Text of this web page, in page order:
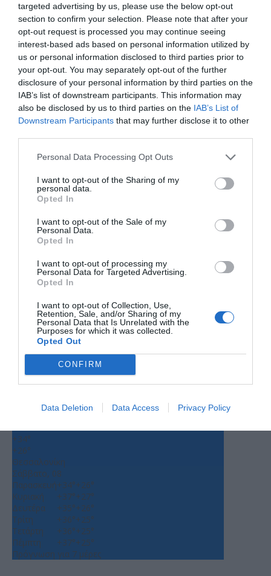
targeted advertising by us, please use the below opt-out
section to confirm your selection. Please note that after your
opt-out request is processed you may continue seeing
interest-based ads based on personal information utilized by
us or personal information disclosed to third parties prior to
your opt-out. You may separately opt-out of the further
disclosure of your personal information by third parties on the
IAB’s list of downstream participants. This information may
also be disclosed by us to third parties on the IAB’s List of
Downstream Participants that may further disclose it to other
Personal Data Processing Opt Outs
I want to opt-out of the Sharing of my
personal data.
Opted In
I want to opt-out of the Sale of my
Personal Data.
Opted In
I want to opt-out of processing my
Personal Data for Targeted Advertising.
Opted In
I want to opt-out of Collection, Use,
Retention, Sale, and/or Sharing of my
Personal Data that Is Unrelated with the
Purposes for which it was collected.
Opted Out
CONFIRM
Data Deletion Data Access Privacy Policy
Ο ΚΑΙΡΟΣ
+34°
+26°
Θεσσαλονίκη
Σάββατο, 08
Παρασκευή+34°+26°
Κυριακή
+37°+27°
Δευτέρα
+35°+26°
Τρίτη
+36°+25°
Τετάρτη
+36°+25°
Πέμπτη
+37°+25°
Πρόγνωση για 7 μέρες